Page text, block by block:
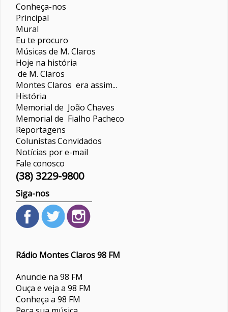
Conheça-nos
Principal
Mural
Eu te procuro
Músicas de M. Claros
Hoje na história
de M. Claros
Montes Claros era assim...
História
Memorial de João Chaves
Memorial de Fialho Pacheco
Reportagens
ColunistasConvidados
Notícias por e-mail
Fale conosco
(38) 3229-9800
Siga-nos
Rádio Montes Claros 98 FM
Anuncie na 98 FM
Ouça e veja a 98 FM
Conheça a 98 FM